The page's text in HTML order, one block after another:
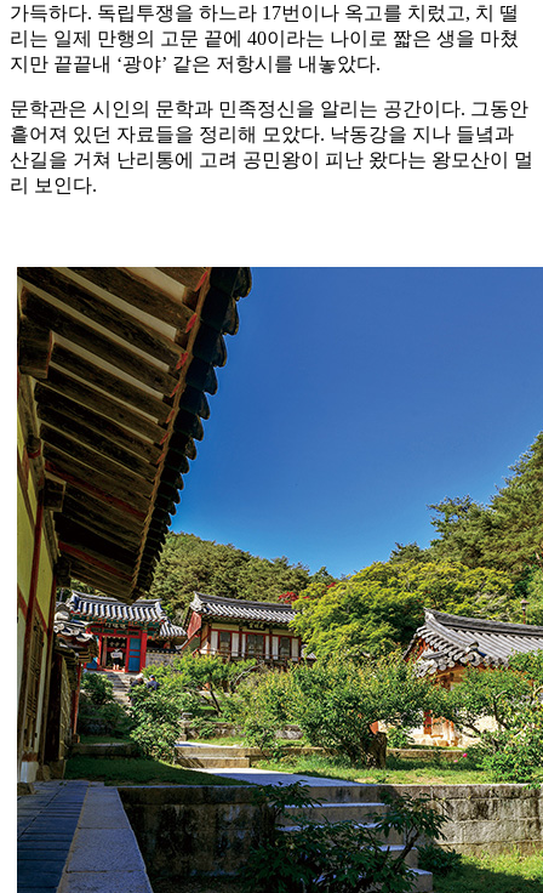
가득하다. 독립투쟁을 하느라 17번이나 옥고를 치렀고, 치 떨
리는 일제 만행의 고문 끝에 40이라는 나이로 짧은 생을 마쳤
지만 끝끝내 ‘광야’ 같은 저항시를 내놓았다.
문학관은 시인의 문학과 민족정신을 알리는 공간이다. 그동안
흩어져 있던 자료들을 정리해 모았다. 낙동강을 지나 들녘과
산길을 거쳐 난리통에 고려 공민왕이 피난 왔다는 왕모산이 멀
리 보인다.